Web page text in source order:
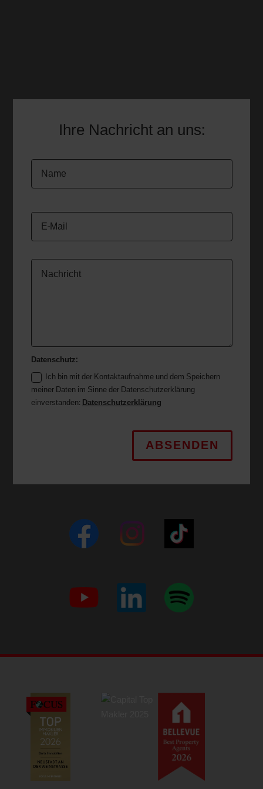
Ihre Nachricht an uns:
Datenschutz:
Ich bin mit der Kontaktaufnahme und dem Speichern
meiner Daten im Sinne der Datenschutzerklärung
einverstanden: Datenschutzerklärung
ABSENDEN